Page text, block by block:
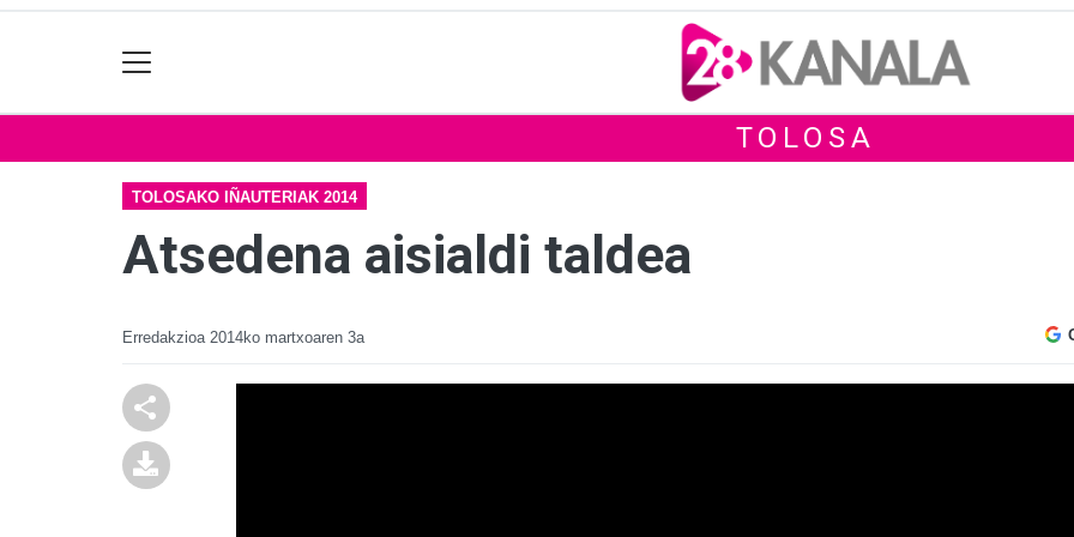
TOLOSA
TOLOSAKO IÑAUTERIAK 2014
Atsedena aisialdi taldea
Erredakzioa 2014ko martxoaren 3a